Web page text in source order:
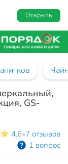
Открыть
GS-
4.6•7 отзывов
1 вопрос